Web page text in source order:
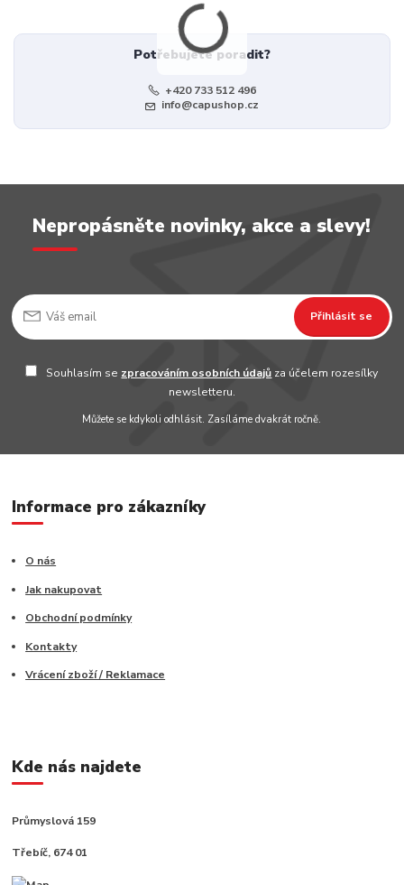
Potřebujete poradit?
+420 733 512 496
info@capushop.cz
Nepropásněte novinky, akce a slevy!
Přihlásit se
Souhlasím se zpracováním osobních údajů za účelem rozesílky
newsletteru.
Můžete se kdykoli odhlásit. Zasíláme dvakrát ročně.
Informace pro zákazníky
O nás
Jak nakupovat
Obchodní podmínky
Kontakty
Vrácení zboží / Reklamace
Kde nás najdete
Průmyslová 159
Třebíč, 674 01